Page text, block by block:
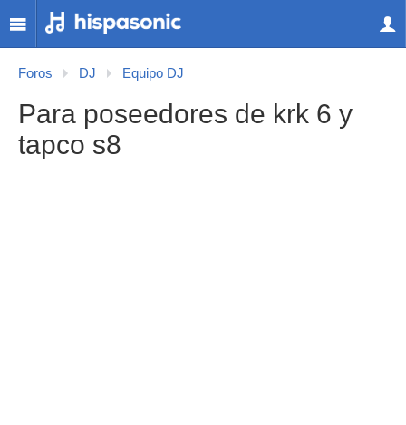
Foros DJ Equipo DJ
Para poseedores de krk 6 y
tapco s8